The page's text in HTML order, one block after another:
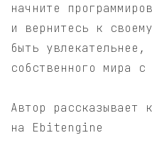
начните
и вернитесь к
быть увлекательнее,
собственного мира с
Автор рассказывает
на Ebitengine